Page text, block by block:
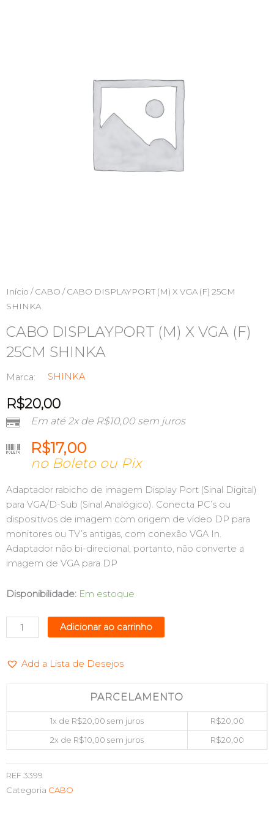
Início /CABO / CABO DISPLAYPORT (M) X VGA (F) 25CM
SHINKA
CABO DISPLAYPORT (M) X VGA (F)
25CM SHINKA
Marca: SHINKA
R$20,00
Em até 2x de R$10,00sem juros
R$17,00
no Boleto ou Pix
Adaptador rabicho de imagem Display Port (Sinal Digital)
para VGA/D-Sub (Sinal Analógico). Conecta PC’s ou
dispositivos de imagem com origem de vídeo DP para
monitores ou TV’s antigas, com conexão VGA In.
Adaptador não bi-direcional, portanto, não converte a
imagem de VGA para DP
Disponibilidade: Em estoque
CABO
X
(F)
quantidade
Adicionar ao carrinho
Add a Lista de Desejos
PARCELAMENTO
1x de R$20,00 sem juros R$20,00
2x de R$10,00 sem juros R$20,00
REF3399
Categoria CABO